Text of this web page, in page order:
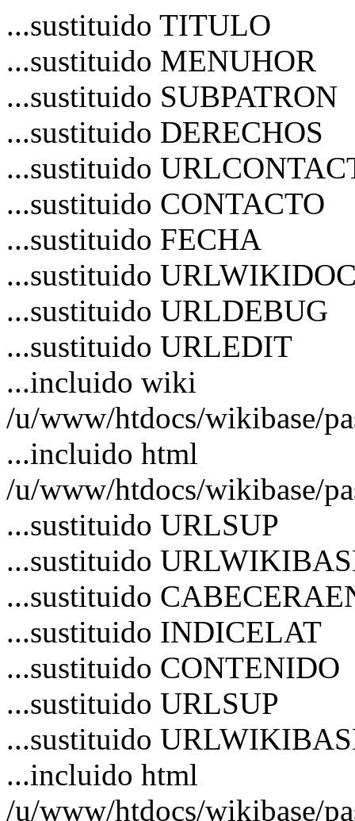
...sustituido TITULO
...sustituido MENUHOR
...sustituido SUBPATRON
...sustituido DERECHOS
...sustituido
...sustituido CONTACTO
...sustituido FECHA
...sustituido
...sustituido URLDEBUG
...sustituido URLEDIT
...incluido wiki
/u/www/htdocs/wikibase/
...incluido html
/u/www/htdocs/wikibase/
...sustituido URLSUP
...sustituido
...sustituido
...sustituido INDICELAT
...sustituido CONTENIDO
...sustituido URLSUP
...sustituido
...incluido html
/u/www/htdocs/wikibase/